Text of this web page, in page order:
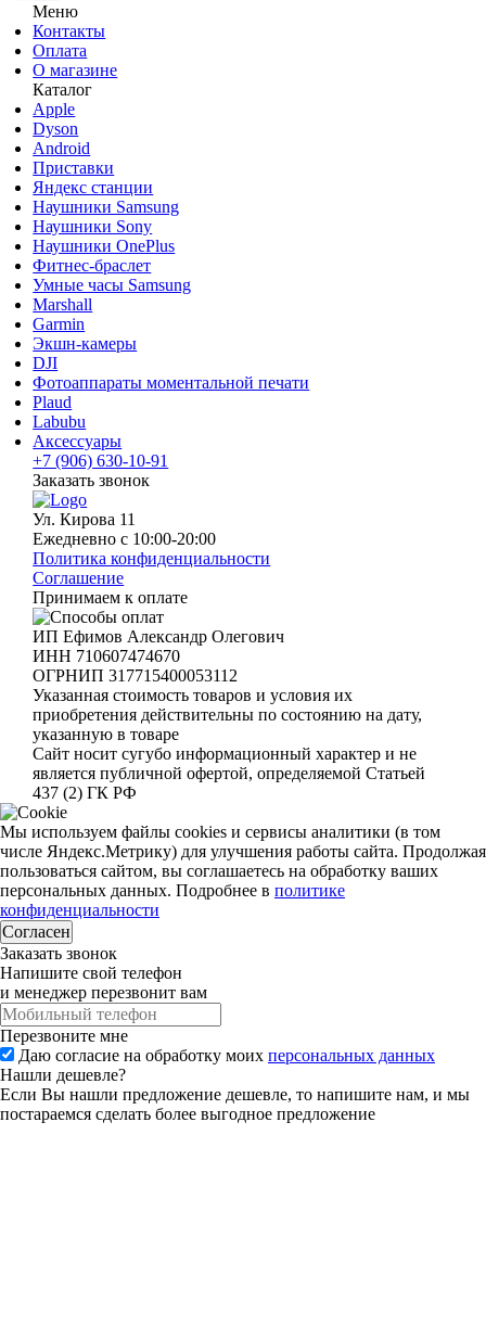
Меню
Контакты
Оплата
О магазине
Каталог
Apple
Dyson
Android
Приставки
Яндекс станции
Наушники Samsung
Наушники Sony
Наушники OnePlus
Фитнес-браслет
Умные часы Samsung
Marshall
Garmin
Экшн-камеры
DJI
Фотоаппараты моментальной печати
Plaud
Labubu
Аксессуары
+7 (906) 630-10-91
Заказать звонок
Ул. Кирова 11
Ежедневно с 10:00-20:00
Политика конфиденциальности
Соглашение
Принимаем к оплате
ИП Ефимов Александр Олегович
ИНН 710607474670
ОГРНИП317715400053112
Указанная стоимость товаров и условия их
приобретения действительны по состоянию на дату,
указанную в товаре
Сайт носит сугубо информационный характер и не
является публичной офертой, определяемой Статьей
437 (2) ГК РФ
Мы используем файлы cookies и сервисы аналитики (в том
числе Яндекс.Метрику) для улучшения работы сайта. Продолжая
пользоваться сайтом, вы соглашаетесь на обработку ваших
персональных данных. Подробнее в политике
конфиденциальности
Согласен
Заказать звонок
Напишите свой телефон
и менеджер перезвонит вам
Перезвоните мне
Даю согласие на обработку моих персональных данных
Нашли дешевле?
Если Вы нашли предложение дешевле, то напишите нам, и мы
постараемся сделать более выгодное предложение